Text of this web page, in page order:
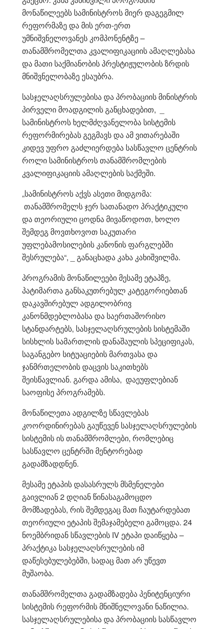
მონაწილეებს სამინისტროს მიერ დაგეგმილ
რეფორმაზე და მის ერთ-ერთ
უმნიშვნელოვანეს კომპონენტზე –
თანამშრომელთა კვალიფიკაციის ამაღლებასა
და მათი საქმიანობის პრესტიჟულობის ზრდის
მნიშვნელობაზე ესაუბრა.
სასჯელაღსრულებისა და პრობაციის მინისტრის
პირველი მოადგილის განცხადებით, _
სამინისტროს ხელმძღვანელობა სისტემის
რეფორმირებას გეგმავს და ამ ვითარებაში
კიდევ უფრო გაძლიერდება სასწავლო ცენტრის
როლი სამინისტროს თანამშრომლების
კვალიფიკაციის ამაღლების საქმეში.
„სამინისტროს აქვს ასეთი მიდგომა:
თანამშრომელს ჯერ სათანადო პრაქტიკული
და თეორიული ცოდნა მივაწოდოთ, ხოლო
შემდეგ მოვთხოვოთ საკუთარი
უფლებამოსილების კანონის ფარგლებში
შესრულება“, _ განაცხადა კახა კახიშვილმა.
პროგრამის მონაწილეები მესამე ეტაპზე,
პატიმართა განსაკუთრებულ კატეგორიებთან
დაკავშირებულ ადგილობრივ
კანონმდებლობასა და საერთაშორისო
სტანდარტებს, სასჯელაღსრულების სისტემაში
სისხლის სამართლის დანაშაულის სპეციფიკას,
საგანგებო სიტუაციების მართვასა და
ჯანმრთელობის დაცვის საკითხებს
შეისწავლიან. გარდა ამისა, დაეუფლებიან
საოფისე პროგრამებს.
მონაწილეთა ადგილზე სწავლებას
კოორდინირებას გაუწევენ სასჯელაღსრულების
სისტემის ის თანამშრომლები, რომლებიც
სასწავლო ცენტრში მენტორებად
გადამზადდნენ.
მესამე ეტაპის დასასრულს მსმენელები
გაივლიან 2 დღიან წინასაგამოცდო
მომზადებას, რის შემდეგაც მათ ჩაუტარდებათ
თეორიული ეტაპის შემაჯამებელი გამოცდა. 24
ნოემბრიდან სწავლების IV ეტაპი დაიწყება –
პრაქტიკა სასჯელაღსრულების იმ
დაწესებულებებში, სადაც მათ არ უწევთ
მუშაობა.
თანამშრომელთა გადამზადება პენიტენციური
სისტემის რეფორმის მნიშნელოვანი ნაწილია.
სასჯელაღსრულებისა და პრობაციის სასწავლო